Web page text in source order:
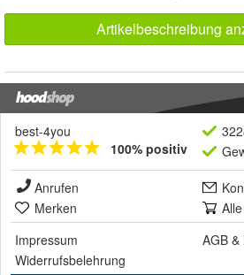
Artikelbeschreibung
best-4you
100% positiv
Anrufen
Merken
Impressum
AGB &
Widerrufsbelehrung